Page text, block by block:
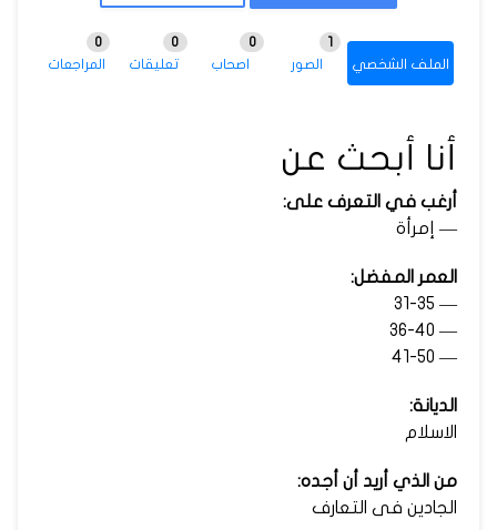
الملف الشخصي الصور اصحاب
0
تعليقات
0
المراجعات
0
أنا أبحث عن
أرغب في التعرف على:
— إمرأة
العمر المفضل:
— 31-35
— 36-40
— 41-50
الديانة:
الاسلام
من الذي أريد أن أجده:
الجادين فى التعارف